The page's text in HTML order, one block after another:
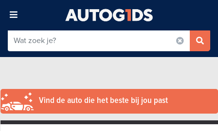
Vind de auto die het beste bij jou past